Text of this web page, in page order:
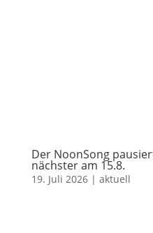
Der NoonSong
nächster am 15.8.
19. Juli 2026| aktuell